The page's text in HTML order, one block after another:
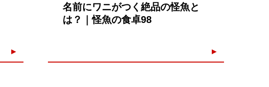
名前にワニがつく絶品の怪魚と
は？｜怪魚の食卓98